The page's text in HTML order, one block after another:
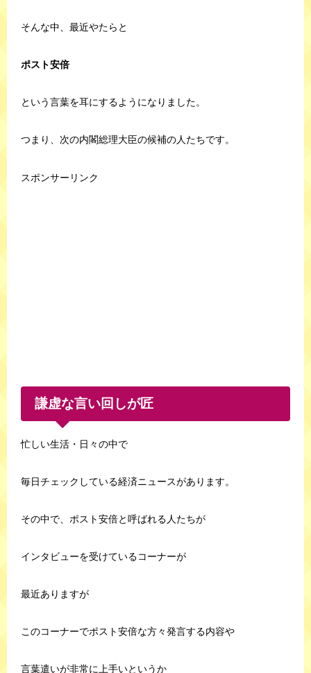
そんな中、最近やたらと
ポスト安倍
という言葉を耳にするようになりました。
つまり、次の内閣総理大臣の候補の人たちです。
スポンサーリンク
謙虚な言い回しが匠
忙しい生活・日々の中で
毎日チェックしている経済ニュースがあります。
その中で、ポスト安倍と呼ばれる人たちが
インタビューを受けているコーナーが
最近ありますが
このコーナーでポスト安倍な方々発言する内容や
言葉遣いが非常に上手いというか